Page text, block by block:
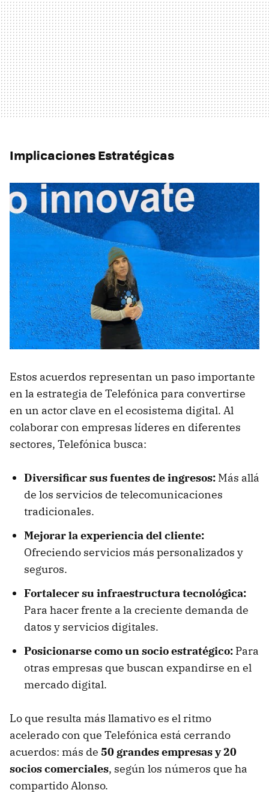
Implicaciones Estratégicas
Estos acuerdos representan un paso importante
en la estrategia de Telefónica para convertirse
en un actor clave en el ecosistema digital. Al
colaborar con empresas líderes en diferentes
sectores, Telefónica busca:
Diversificar sus fuentes de ingresos: Más allá
de los servicios de telecomunicaciones
tradicionales.
Mejorar la experiencia del cliente:
Ofreciendo servicios más personalizados y
seguros.
Fortalecer su infraestructura tecnológica:
Para hacer frente a la creciente demanda de
datos y servicios digitales.
Posicionarse como un socio estratégico: Para
otras empresas que buscan expandirse en el
mercado digital.
Lo que resulta más llamativo es el ritmo
acelerado con que Telefónica está cerrando
acuerdos: más de 50 grandes empresas y 20
socios comerciales, según los números que ha
compartido Alonso.